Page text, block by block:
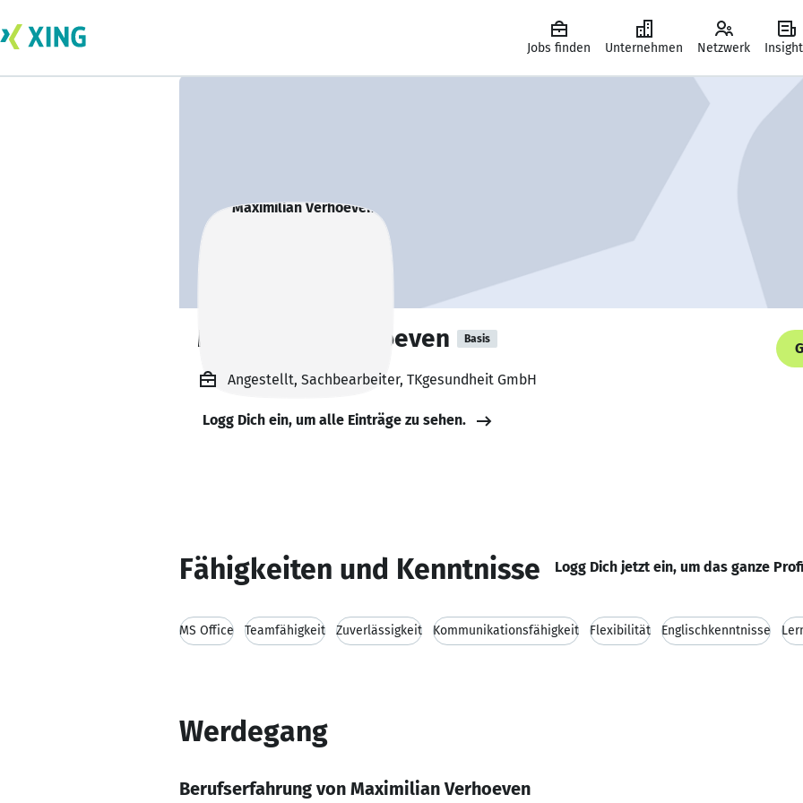
Jobs finden Unternehmen Netzwerk
Maximilian Verhoeven Basis
Angestellt, Sachbearbeiter, TKgesundheit GmbH
Logg Dich ein, um alle Einträge zu sehen.
Fähigkeiten und Kenntnisse Logg Dich jetzt ein, um das ganze
MS Office Teamfähigkeit Zuverlässigkeit Kommunikationsfähigkeit Flexibilität Englischkenntnisse
Werdegang
Berufserfahrung von Maximilian Verhoeven